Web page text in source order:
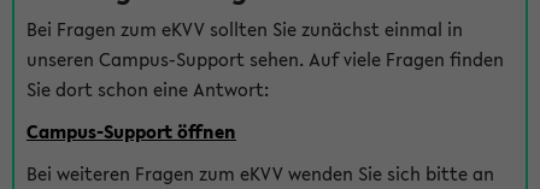
Bei Fragen zum eKVV sollten Sie zunächst einmal in
unseren Campus-Support sehen. Auf viele Fragen finden
Sie dort schon eine Antwort:
Campus-Support öffnen
Bei weiteren Fragen zum eKVV wenden Sie sich bitte an